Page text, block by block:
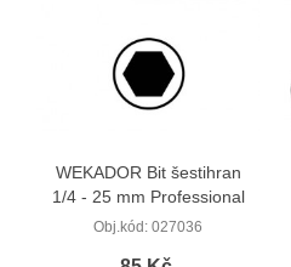
WEKADOR Bit šestihran
1/4 - 25 mm Professional
Obj.kód: 027036